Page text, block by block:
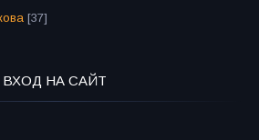
[37]
ВХОД НА САЙТ